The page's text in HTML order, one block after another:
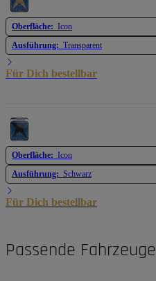
Oberfläche: Icon
Ausführung: Transparent
Für Dich bestellbar
Oberfläche: Icon
Ausführung: Schwarz
Für Dich bestellbar
Passende Fahrzeuge